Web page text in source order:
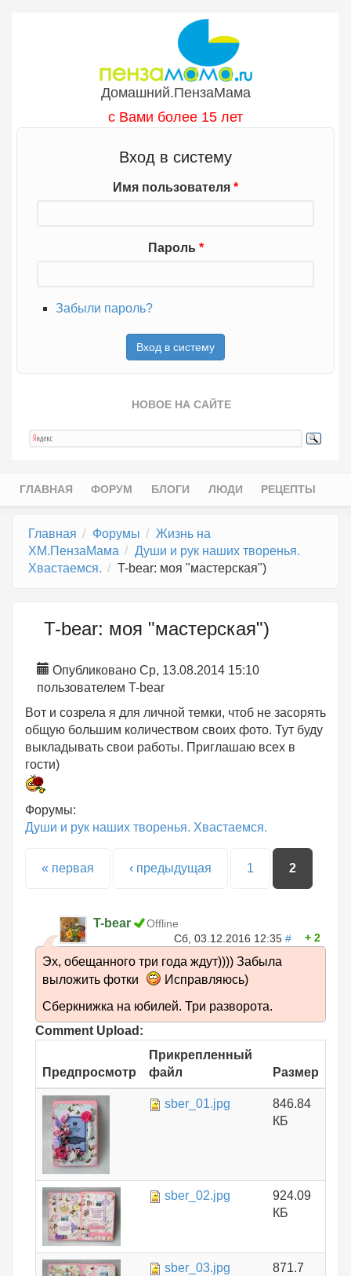
Домашний.ПензаМама
с Вами более 15 лет
Вход в систему
Имя пользователя *
Пароль *
Забыли пароль?
НОВОЕ НА САЙТЕ
Главное меню
ГЛАВНАЯ ФОРУМ БЛОГИ ЛЮДИ РЕЦЕПТЫ
Главная Форумы
Жизнь на
ХМ.ПензаМама
Души и рук наших творенья.
Хвастаемся.
T-bear: моя "мастерская")
T-bear: моя "мастерская")
Опубликовано Ср, 13.08.2014 15:10
пользователем T-bear
Вот и созрела я для личной темки, чтоб не засорять
общую большим количеством своих фото. Тут буду
выкладывать свои работы. Приглашаю всех в
гости)
Форумы:
Души и рук наших творенья. Хвастаемся.
Страницы
« первая ‹ предыдущая 1 2
T-bear
Offline
Сб, 03.12.2016 12:35 # 2
Эх, обещанного три года ждут)))) Забыла
выложить фотки
Исправляюсь)
Сберкнижка на юбилей. Три разворота.
Comment Upload:
Предпросмотр
Прикрепленный
файл
Размер
sber_01.jpg
846.84
КБ
sber_02.jpg
924.09
КБ
sber_03.jpg
871.7